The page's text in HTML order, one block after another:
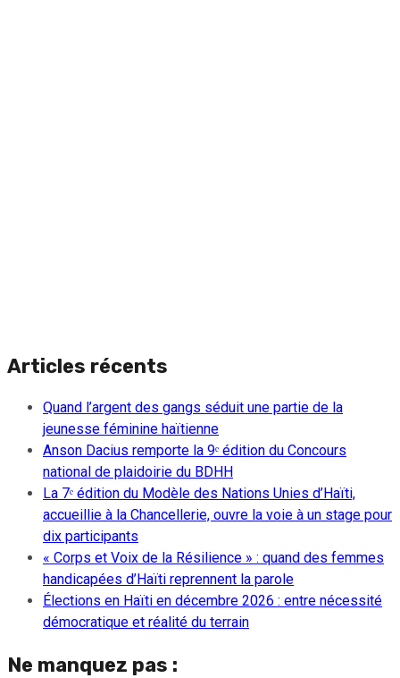
Articles récents
Quand l’argent des gangs séduit une partie de la
jeunesse féminine haïtienne
Anson Dacius remporte la 9ᵉ édition du Concours
national de plaidoirie du BDHH
La 7ᵉ édition du Modèle des Nations Unies d’Haïti,
accueillie à la Chancellerie, ouvre la voie à un stage pour
dix participants
« Corps et Voix de la Résilience » : quand des femmes
handicapées d’Haïti reprennent la parole
Élections en Haïti en décembre 2026 : entre nécessité
démocratique et réalité du terrain
Ne manquez pas :